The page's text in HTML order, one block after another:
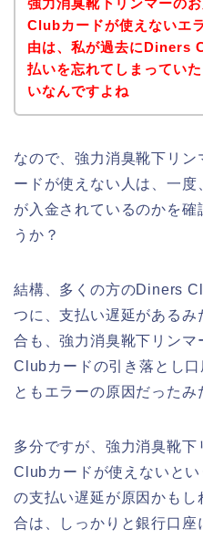
強力消臭靴下リンマーの
Clubカードが使えないエ
由は、私が過去にDiners
払いを忘れてしまってい
いなんですよね
なので、強力消臭靴下リ
ードが使えない人は、一
が入金されているのかを確
うか？
結構、多くの方のDiners
つに、支払い遅延がある
合も、強力消臭靴下リン
Clubカードの引き落とし
ともエラーの原因だったみ
多分ですが、強力消臭靴
Clubカードが使えないと
の支払い遅延が原因かも
合は、しっかりと銀行口